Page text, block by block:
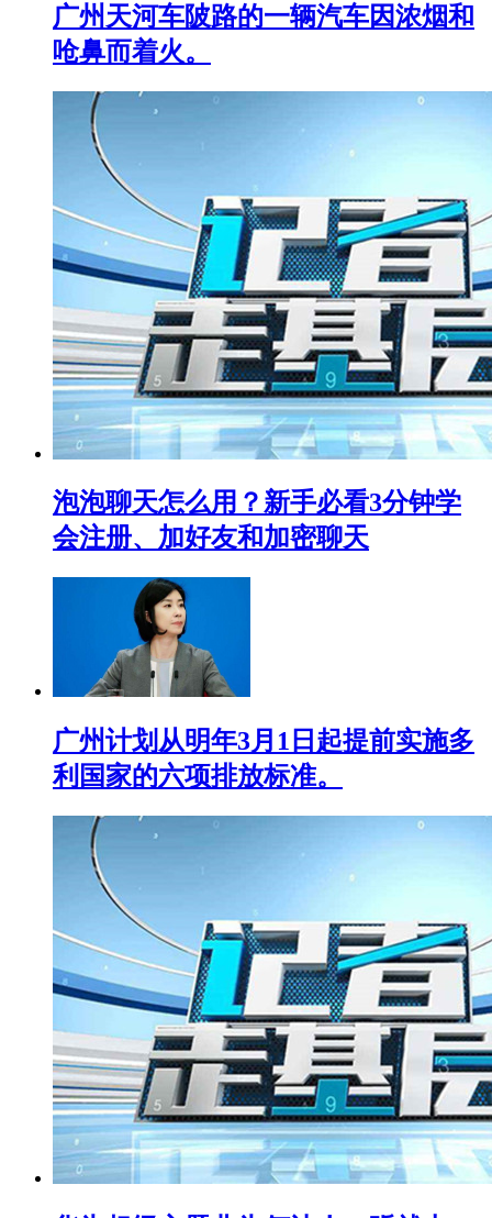
广州天河车陂路的一辆汽车因浓烟和
呛鼻而着火。
泡泡聊天怎么用？新手必看3分钟学
会注册、加好友和加密聊天
广州计划从明年3月1日起提前实施多
利国家的六项排放标准。